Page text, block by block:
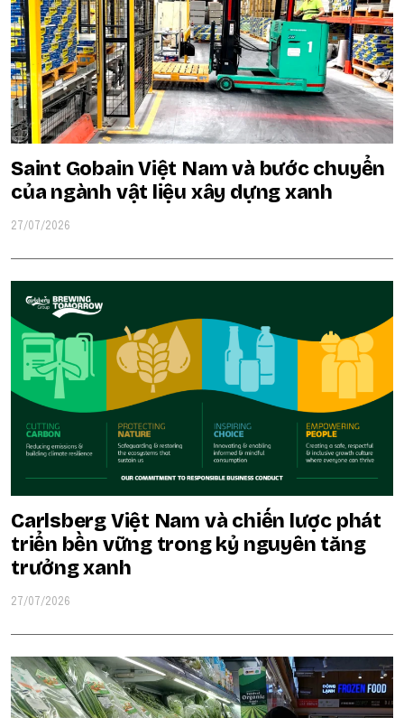
Saint Gobain Việt Nam và bước chuyển
của ngành vật liệu xây dựng xanh
27/07/2026
Carlsberg Việt Nam và chiến lược phát
triển bền vững trong kỷ nguyên tăng
trưởng xanh
27/07/2026